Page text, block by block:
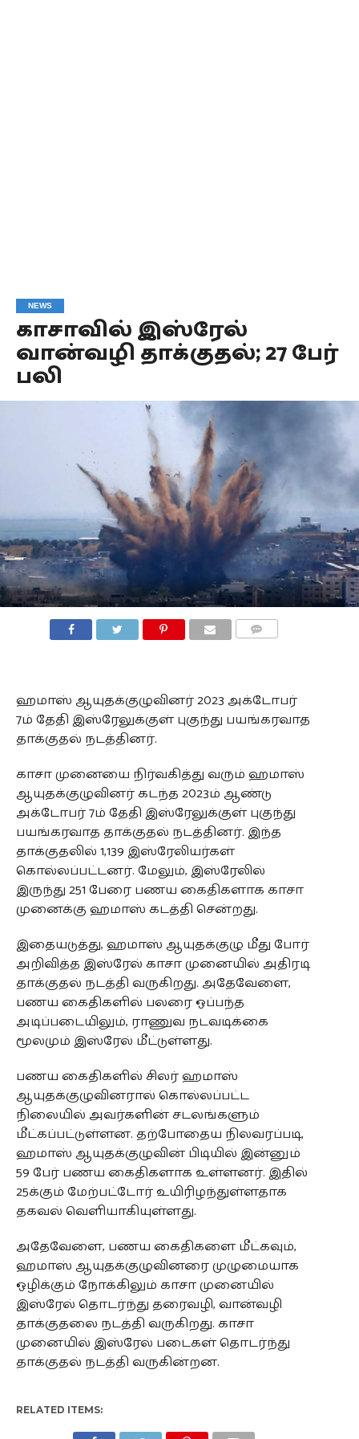
NEWS
காசாவில் இஸ்ரேல்
வான்வழி தாக்குதல்; 27 பேர்
பலி
ஹமாஸ் ஆயுதக்குழுவினர் 2023 அக்டோபர்
7ம் தேதி இஸ்ரேலுக்குள் புகுந்து பயங்கரவாத
தாக்குதல் நடத்தினர்.
காசா முனையை நிர்வகித்து வரும் ஹமாஸ்
ஆயுதக்குழுவினர் கடந்த 2023ம் ஆண்டு
அக்டோபர் 7ம் தேதி இஸ்ரேலுக்குள் புகுந்து
பயங்கரவாத தாக்குதல் நடத்தினர். இந்த
தாக்குதலில் 1,139 இஸ்ரேலியர்கள்
கொல்லப்பட்டனர். மேலும், இஸ்ரேலில்
இருந்து 251 பேரை பணய கைதிகளாக காசா
முனைக்கு ஹமாஸ் கடத்தி சென்றது.
இதையடுத்து, ஹமாஸ் ஆயுதக்குழு மீது போர்
அறிவித்த இஸ்ரேல் காசா முனையில் அதிரடி
தாக்குதல் நடத்தி வருகிறது. அதேவேளை,
பணய கைதிகளில் பலரை ஒப்பந்த
அடிப்படையிலும், ராணுவ நடவடிக்கை
மூலமும் இஸ்ரேல் மீட்டுள்ளது.
பணய கைதிகளில் சிலர் ஹமாஸ்
ஆயுதக்குழுவினரால் கொல்லப்பட்ட
நிலையில் அவர்களின் சடலங்களும்
மீட்கப்பட்டுள்ளன. தற்போதைய நிலவரப்படி,
ஹமாஸ் ஆயுதக்குழுவின் பிடியில் இன்னும்
59 பேர் பணய கைதிகளாக உள்ளனர். இதில்
25க்கும் மேற்பட்டோர் உயிரிழந்துள்ளதாக
தகவல் வெளியாகியுள்ளது.
அதேவேளை, பணய கைதிகளை மீட்கவும்,
ஹமாஸ் ஆயுதக்குழுவினரை முழுமையாக
ஒழிக்கும் நோக்கிலும் காசா முனையில்
இஸ்ரேல் தொடர்ந்து தரைவழி, வான்வழி
தாக்குதலை நடத்தி வருகிறது. காசா
முனையில் இஸ்ரேல் படைகள் தொடர்ந்து
தாக்குதல் நடத்தி வருகின்றன.
RELATED ITEMS: